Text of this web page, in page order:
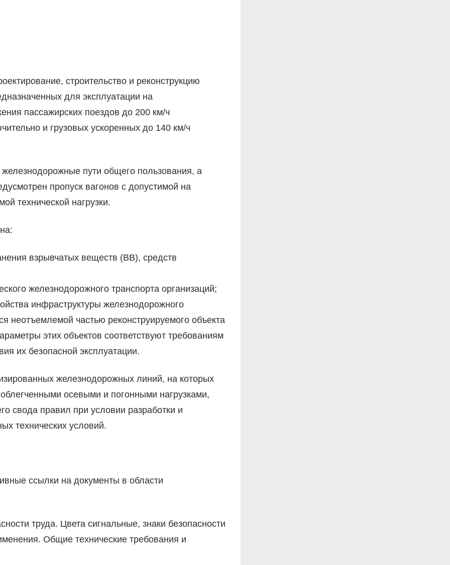
строительство и реконструкцию
для эксплуатации на
пассажирских поездов до 200 км/ч
и грузовых ускоренных до 140 км/ч
пути общего пользования, а
пропуск вагонов с допустимой на
технической нагрузки.
взрывчатых веществ (ВВ), средств
железнодорожного транспорта организаций;
инфраструктуры железнодорожного
неотъемлемой частью реконструируемого объекта
этих объектов соответствуют требованиям
их безопасной эксплуатации.
железнодорожных линий, на которых
осевыми и погонными нагрузками,
свода правил при условии разработки и
технических условий.
ссылки на документы в области
труда. Цвета сигнальные, знаки безопасности
Общие технические требования и